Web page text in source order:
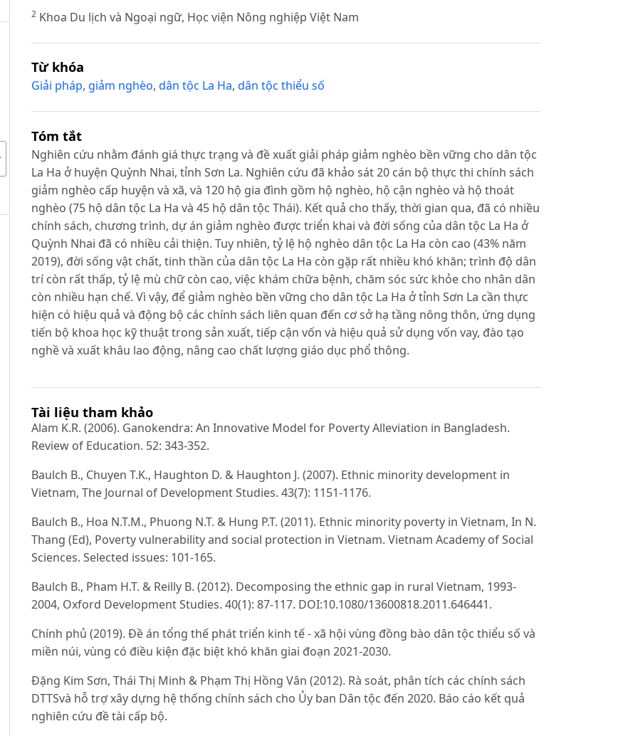
2Khoa Du lịch và Ngoại ngữ, Học viện Nông nghiệp Việt Nam
Từ khóa
Giải pháp, giảm nghèo, dân tộc La Ha, dân tộc thiểu số
Tóm tắt
Nghiên cứu nhằm đánh giá thực trạng và đề xuất giải pháp giảm nghèo bền vững cho dân tộc
La Ha ở huyện Quỳnh Nhai, tỉnh Sơn La. Nghiên cứu đã khảo sát 20 cán bộ thực thi chính sách
giảm nghèo cấp huyện và xã, và 120 hộ gia đình gồm hộ nghèo, hộ cận nghèo và hộ thoát
nghèo (75 hộ dân tộc La Ha và 45 hộ dân tộc Thái). Kết quả cho thấy, thời gian qua, đã có nhiều
chính sách, chương trình, dự án giảm nghèo được triển khai và đời sống của dân tộc La Ha ở
Quỳnh Nhai đã có nhiều cải thiện. Tuy nhiên, tỷ lệ hộ nghèo dân tộc La Ha còn cao (43% năm
2019), đời sống vật chất, tinh thần của dân tộc La Ha còn gặp rất nhiều khó khăn; trình độ dân
trí còn rất thấp, tỷ lệ mù chữ còn cao, việc khám chữa bệnh, chăm sóc sức khỏe cho nhân dân
còn nhiều hạn chế. Vì vậy, để giảm nghèo bền vững cho dân tộc La Ha ở tỉnh Sơn La cần thực
hiện có hiệu quả và động bộ các chính sách liên quan đến cơ sở hạ tầng nông thôn, ứng dụng
tiến bộ khoa học kỹ thuật trong sản xuất, tiếp cận vốn và hiệu quả sử dụng vốn vay, đào tạo
nghề và xuất khâu lao động, nâng cao chất lượng giáo dục phổ thông.
Tài liệu tham khảo
Alam K.R. (2006). Ganokendra: An Innovative Model for Poverty Alleviation in Bangladesh.
Review of Education. 52: 343-352.
Baulch B., Chuyen T.K., Haughton D. & Haughton J. (2007). Ethnic minority development in
Vietnam, The Journal of Development Studies. 43(7): 1151-1176.
Baulch B., Hoa N.T.M., Phuong N.T. & Hung P.T. (2011). Ethnic minority poverty in Vietnam, In N.
Thang (Ed), Poverty vulnerability and social protection in Vietnam. Vietnam Academy of Social
Sciences. Selected issues: 101-165.
Baulch B., Pham H.T. & Reilly B. (2012). Decomposing the ethnic gap in rural Vietnam, 1993-
2004, Oxford Development Studies. 40(1): 87-117. DOI:10.1080/13600818.2011.646441.
Chính phủ (2019). Đề án tổng thế phát triển kinh tế - xã hội vùng đồng bào dân tộc thiểu số và
miền núi, vùng có điều kiện đặc biệt khó khăn giai đoạn 2021-2030.
Đặng Kim Sơn, Thái Thị Minh & Phạm Thị Hồng Vân (2012). Rà soát, phân tích các chính sách
DTTSvà hỗ trợ xây dựng hệ thống chính sách cho Ủy ban Dân tộc đến 2020. Báo cáo kết quả
nghiên cứu đề tài cấp bộ.